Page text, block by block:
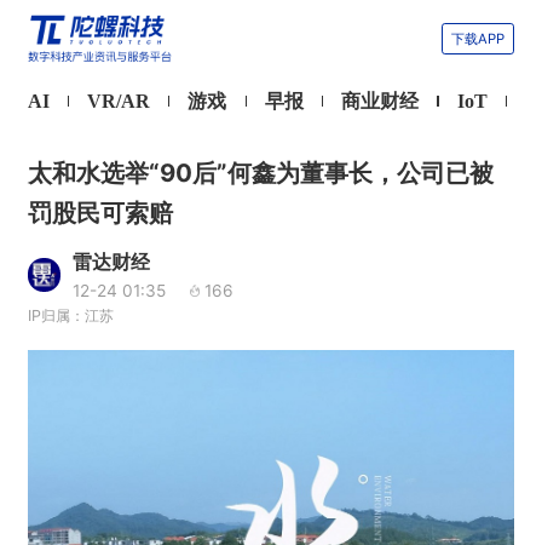
下载APP
AI VR/AR 游戏 早报 商业财经 IoT
太和水选举“90后”何鑫为董事长，公司已被
罚股民可索赔
雷达财经
12-24 01:35 166
IP归属：江苏